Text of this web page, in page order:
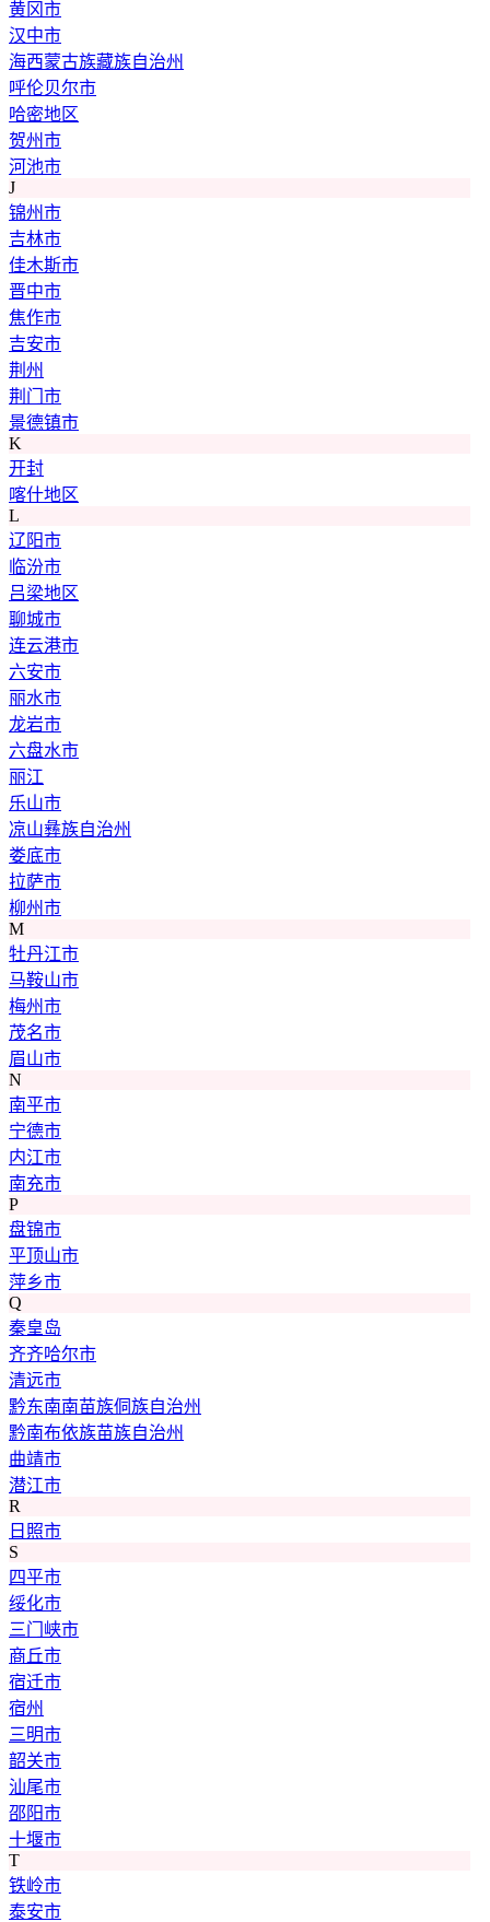
黄冈市
汉中市
海西蒙古族藏族自治州
呼伦贝尔市
哈密地区
贺州市
河池市
J
锦州市
吉林市
佳木斯市
晋中市
焦作市
吉安市
荆州
荆门市
景德镇市
K
开封
喀什地区
L
辽阳市
临汾市
吕梁地区
聊城市
连云港市
六安市
丽水市
龙岩市
六盘水市
丽江
乐山市
凉山彝族自治州
娄底市
拉萨市
柳州市
M
牡丹江市
马鞍山市
梅州市
茂名市
眉山市
N
南平市
宁德市
内江市
南充市
P
盘锦市
平顶山市
萍乡市
Q
秦皇岛
齐齐哈尔市
清远市
黔东南南苗族侗族自治州
黔南布依族苗族自治州
曲靖市
潜江市
R
日照市
S
四平市
绥化市
三门峡市
商丘市
宿迁市
宿州
三明市
韶关市
汕尾市
邵阳市
十堰市
T
铁岭市
泰安市